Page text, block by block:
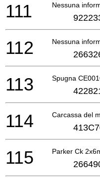
Nessuna
111
Nessuna
112
Spugna
113
Carcassa del
114
Parker Ck
115